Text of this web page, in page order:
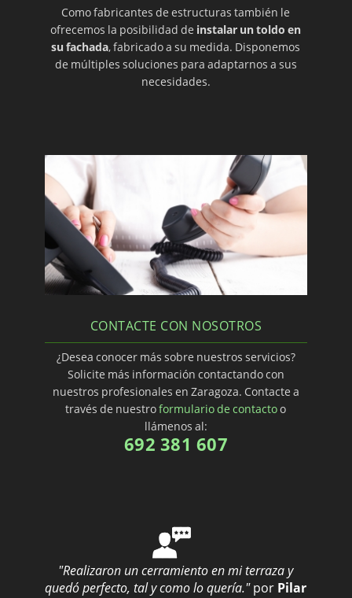
Como fabricantes de estructuras también le
ofrecemos la posibilidad de instalar un toldo en
su fachada, fabricado a su medida. Disponemos
de múltiples soluciones para adaptarnos a sus
necesidades.
CONTACTE CON NOSOTROS
¿Desea conocer más sobre nuestros servicios?
Solicite más información contactando con
nuestros profesionales en Zaragoza. Contacte a
través de nuestroformulario de contactoo
llámenos al:
692 381 607
"Realizaron un cerramiento en mi terraza y
quedó perfecto, tal y como lo quería." por Pilar